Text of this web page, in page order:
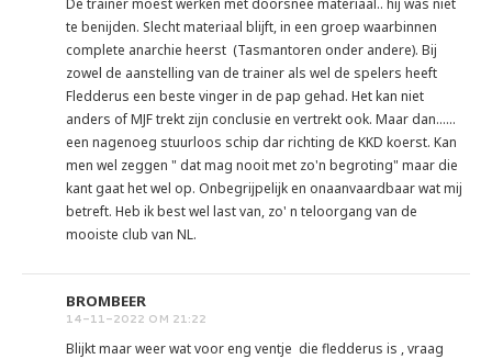
De trainer moest werken met doorsnee materiaal.. hij was niet
te benijden. Slecht materiaal blijft, in een groep waarbinnen
complete anarchie heerst (Tasmantoren onder andere). Bij
zowel de aanstelling van de trainer als wel de spelers heeft
Fledderus een beste vinger in de pap gehad. Het kan niet
anders of MJF trekt zijn conclusie en vertrekt ook. Maar dan......
een nagenoeg stuurloos schip dar richting de KKD koerst. Kan
men wel zeggen " dat mag nooit met zo'n begroting" maar die
kant gaat het wel op. Onbegrijpelijk en onaanvaardbaar wat mij
betreft. Heb ik best wel last van, zo' n teloorgang van de
mooiste club van NL.
BROMBEER
14-11-2022 OM 21:22
Blijkt maar weer wat voor eng ventje die fledderus is , vraag